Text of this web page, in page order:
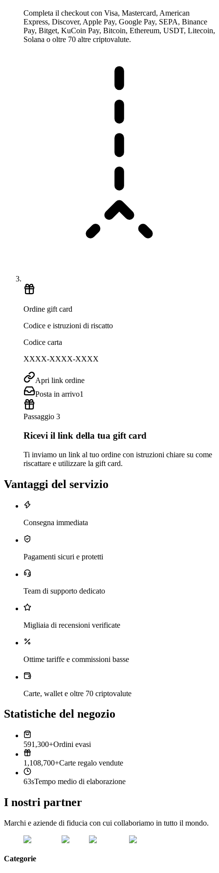
Completa il checkout con Visa, Mastercard, American
Express, Discover, Apple Pay, Google Pay, SEPA, Binance
Pay, Bitget, KuCoin Pay, Bitcoin, Ethereum, USDT, Litecoin,
Solana o oltre 70 altre criptovalute.
Ordine gift card
Codice e istruzioni di riscatto
Codice carta
XXXX-XXXX-XXXX
Apri link ordine
Posta in arrivo1
Passaggio 3
Ricevi il link della tua gift card
Ti inviamo un link al tuo ordine con istruzioni chiare su come
riscattare e utilizzare la gift card.
Vantaggi del servizio
Consegna immediata
Pagamenti sicuri e protetti
Team di supporto dedicato
Migliaia di recensioni verificate
Ottime tariffe e commissioni basse
Carte, wallet e oltre 70 criptovalute
Statistiche del negozio
591,300+Ordini evasi
1,108,700+Carte regalo vendute
63sTempo medio di elaborazione
I nostri partner
Marchi e aziende di fiducia con cui collaboriamo in tutto il mondo.
Categorie